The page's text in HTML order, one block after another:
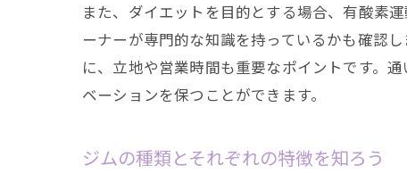
また、ダイエットを目的とする場合、有酸素
ーナーが専門的な知識を持っているかも確認
に、立地や営業時間も重要なポイントです。
ベーションを保つことができます。
ジムの種類とそれぞれの特徴を知ろう